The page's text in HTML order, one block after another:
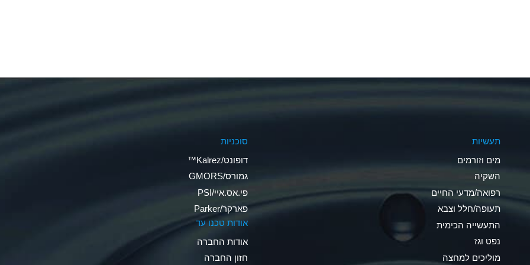
A
B
A
תעשיות
מים וזורמים
השקיה
רפואה/מדעי החיים
תעופה/חלל וצבא
התעשייה הכימית
נפט וגז
מוליכים למחצה
סוכניות
דופונט/Kalrez™
גמורס/GMORS
פי.אס.איי/PSI
פארקר/Parker
אודות טכנו עד
אודות החברה
חזון החברה